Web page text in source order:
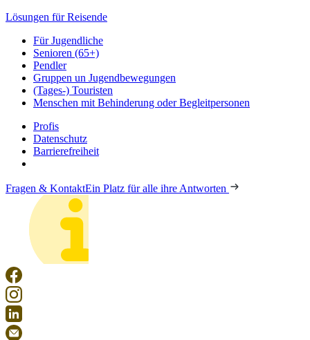
Lösungen für Reisende
Für Jugendliche
Senioren (65+)
Pendler
Gruppen un Jugendbewegungen
(Tages-) Touristen
Menschen mit Behinderung oder Begleitpersonen
Profis
Datenschutz
Barrierefreiheit
Fragen & KontaktEin Platz für alle ihre Antworten